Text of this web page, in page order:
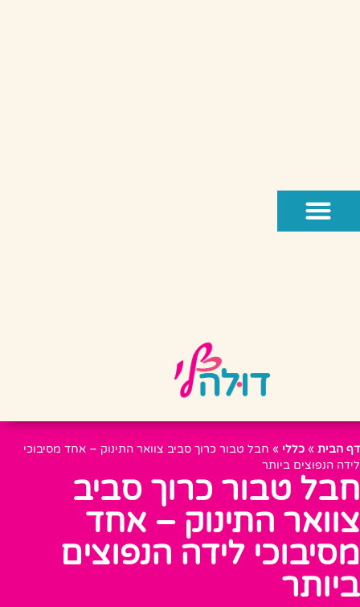
דף הבית » כללי » חבל טבור כרוך סביב צוואר התינוק – אחד מסיבוכי
לידה הנפוצים ביותר
חבל טבור כרוך סביב
צוואר התינוק – אחד
מסיבוכי לידה הנפוצים
ביותר